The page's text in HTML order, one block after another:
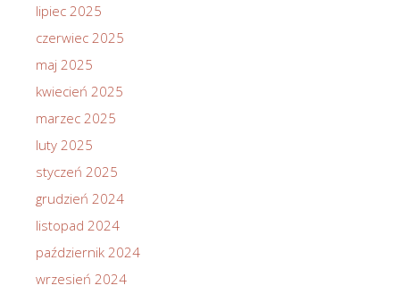
lipiec 2025
czerwiec 2025
maj 2025
kwiecień 2025
marzec 2025
luty 2025
styczeń 2025
grudzień 2024
listopad 2024
październik 2024
wrzesień 2024